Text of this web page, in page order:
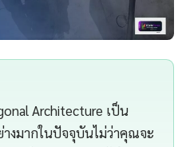
Architecture เป็น
งมากในปัจจุบันไม่ว่าคุณจะ